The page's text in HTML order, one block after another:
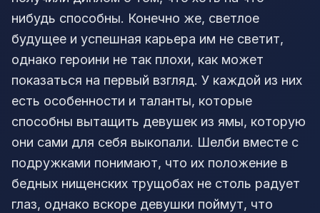
нибудь способны. Конечно же, светлое
будущее и успешная карьера им не светит,
однако героини не так плохи, как может
показаться на первый взгляд. У каждой из них
есть особенности и таланты, которые
способны вытащить девушек из ямы, которую
они сами для себя выкопали. Шелби вместе с
подружками понимают, что их положение в
бедных нищенских трущобах не столь радует
глаз, однако вскоре девушки поймут, что